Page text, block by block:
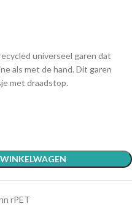
universeel garen dat
als met de hand. Dit garen
met draadstop.
rPET